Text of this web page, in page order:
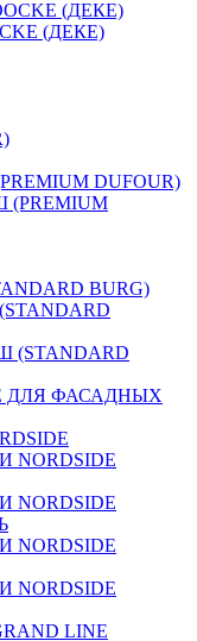
(ДЕКЕ)
DUFOUR)
BURG)
ФАСАДНЫХ